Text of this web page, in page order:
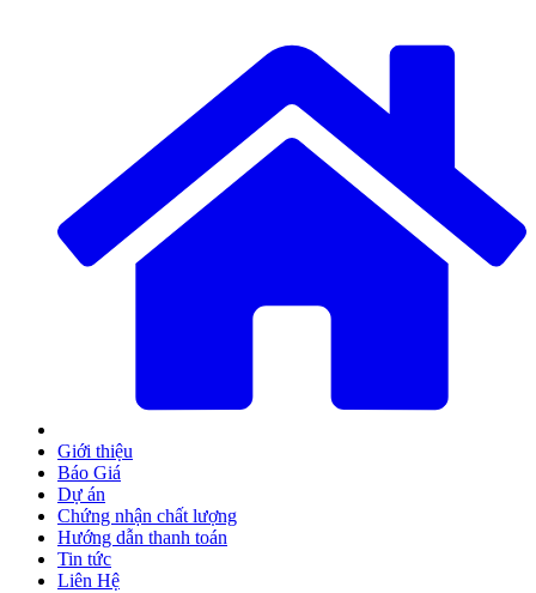
Giới thiệu
Báo Giá
Dự án
Chứng nhận chất lượng
Hướng dẫn thanh toán
Tin tức
Liên Hệ